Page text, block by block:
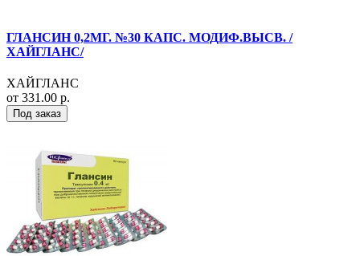
ГЛАНСИН 0,2МГ. №30 КАПС. МОДИФ.ВЫСВ. /
ХАЙГЛАНС/
ХАЙГЛАНС
от 331.00 р.
Под заказ